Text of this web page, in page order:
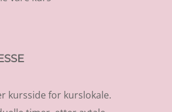
kursside for kurslokale.